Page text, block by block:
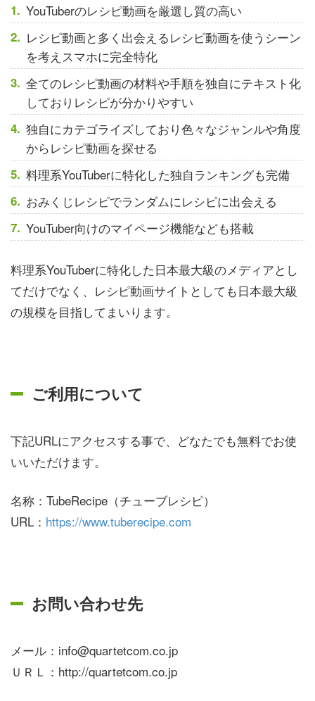
YouTuberのレシピ動画を厳選し質の高い
レシピ動画と多く出会えるレシピ動画を使うシーン
を考えスマホに完全特化
全てのレシピ動画の材料や手順を独自にテキスト化
しておりレシピが分かりやすい
独自にカテゴライズしており色々なジャンルや角度
からレシピ動画を探せる
料理系YouTuberに特化した独自ランキングも完備
おみくじレシピでランダムにレシピに出会える
YouTuber向けのマイページ機能なども搭載
料理系YouTuberに特化した日本最大級のメディアとし
てだけでなく、レシピ動画サイトとしても日本最大級
の規模を目指してまいります。
ご利用について
下記URLにアクセスする事で、どなたでも無料でお使
いいただけます。
名称：TubeRecipe（チューブレシピ）
URL： https://www.tuberecipe.com
お問い合わせ先
メール：info@quartetcom.co.jp
ＵＲＬ：http://quartetcom.co.jp